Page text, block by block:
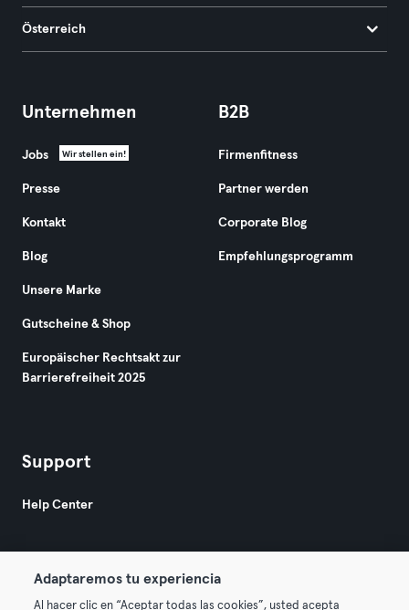
Österreich
Unternehmen
Jobs Wir stellen ein!
Presse
Kontakt
Blog
Unsere Marke
Gutscheine & Shop
Europäischer Rechtsakt zur
Barrierefreiheit 2025
B2B
Firmenfitness
Partner werden
Corporate Blog
Empfehlungsprogramm
Support
Help Center
Adaptaremos tu experiencia
Al hacer clic en “Aceptar todas las cookies”, usted acepta